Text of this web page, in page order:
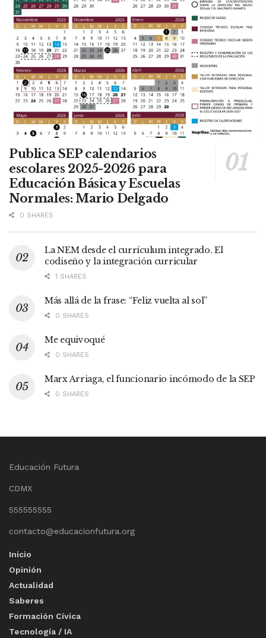
Publica SEP calendarios
escolares 2025-2026 para
Educación Básica y Escuelas
Normales: Mario Delgado
0 SHARES
La NEM desde el currículum integrado. El
codiseño y la integración curricular
1 SHARES
Más allá de la frase: “Feliz vuelta al sol”
0 SHARES
Me equivoqué
0 SHARES
Marx Arriaga, el funcionario incómodo de la SEP
0 SHARES
Educación Futura
CDMX
555555555
contacto@educacionfutura.org
Inicio
Opinión
Actualidad
Saberes
Formación Cívica
Tecnología / IA